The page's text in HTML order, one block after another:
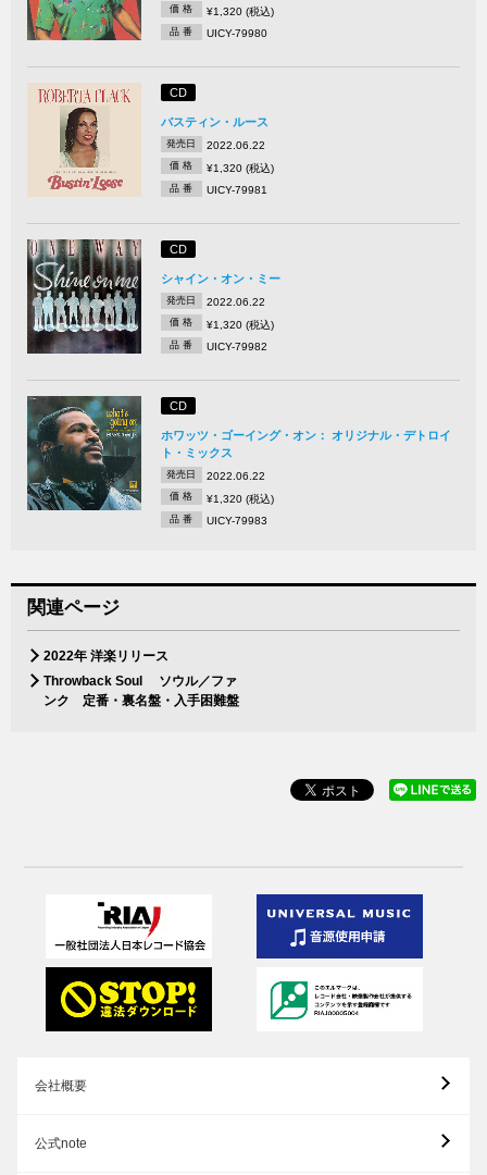
価 格 ¥1,320 (税込)
品 番 UICY-79980
CD
バスティン・ルース
発売日 2022.06.22
価 格 ¥1,320 (税込)
品 番 UICY-79981
CD
シャイン・オン・ミー
発売日 2022.06.22
価 格 ¥1,320 (税込)
品 番 UICY-79982
CD
ホワッツ・ゴーイング・オン： オリジナル・デトロイ
ト・ミックス
発売日 2022.06.22
価 格 ¥1,320 (税込)
品 番 UICY-79983
関連ページ
2022年 洋楽リリース
Throwback Soul ソウル／ファ
ンク 定番・裏名盤・入手困難盤
会社概要
公式note